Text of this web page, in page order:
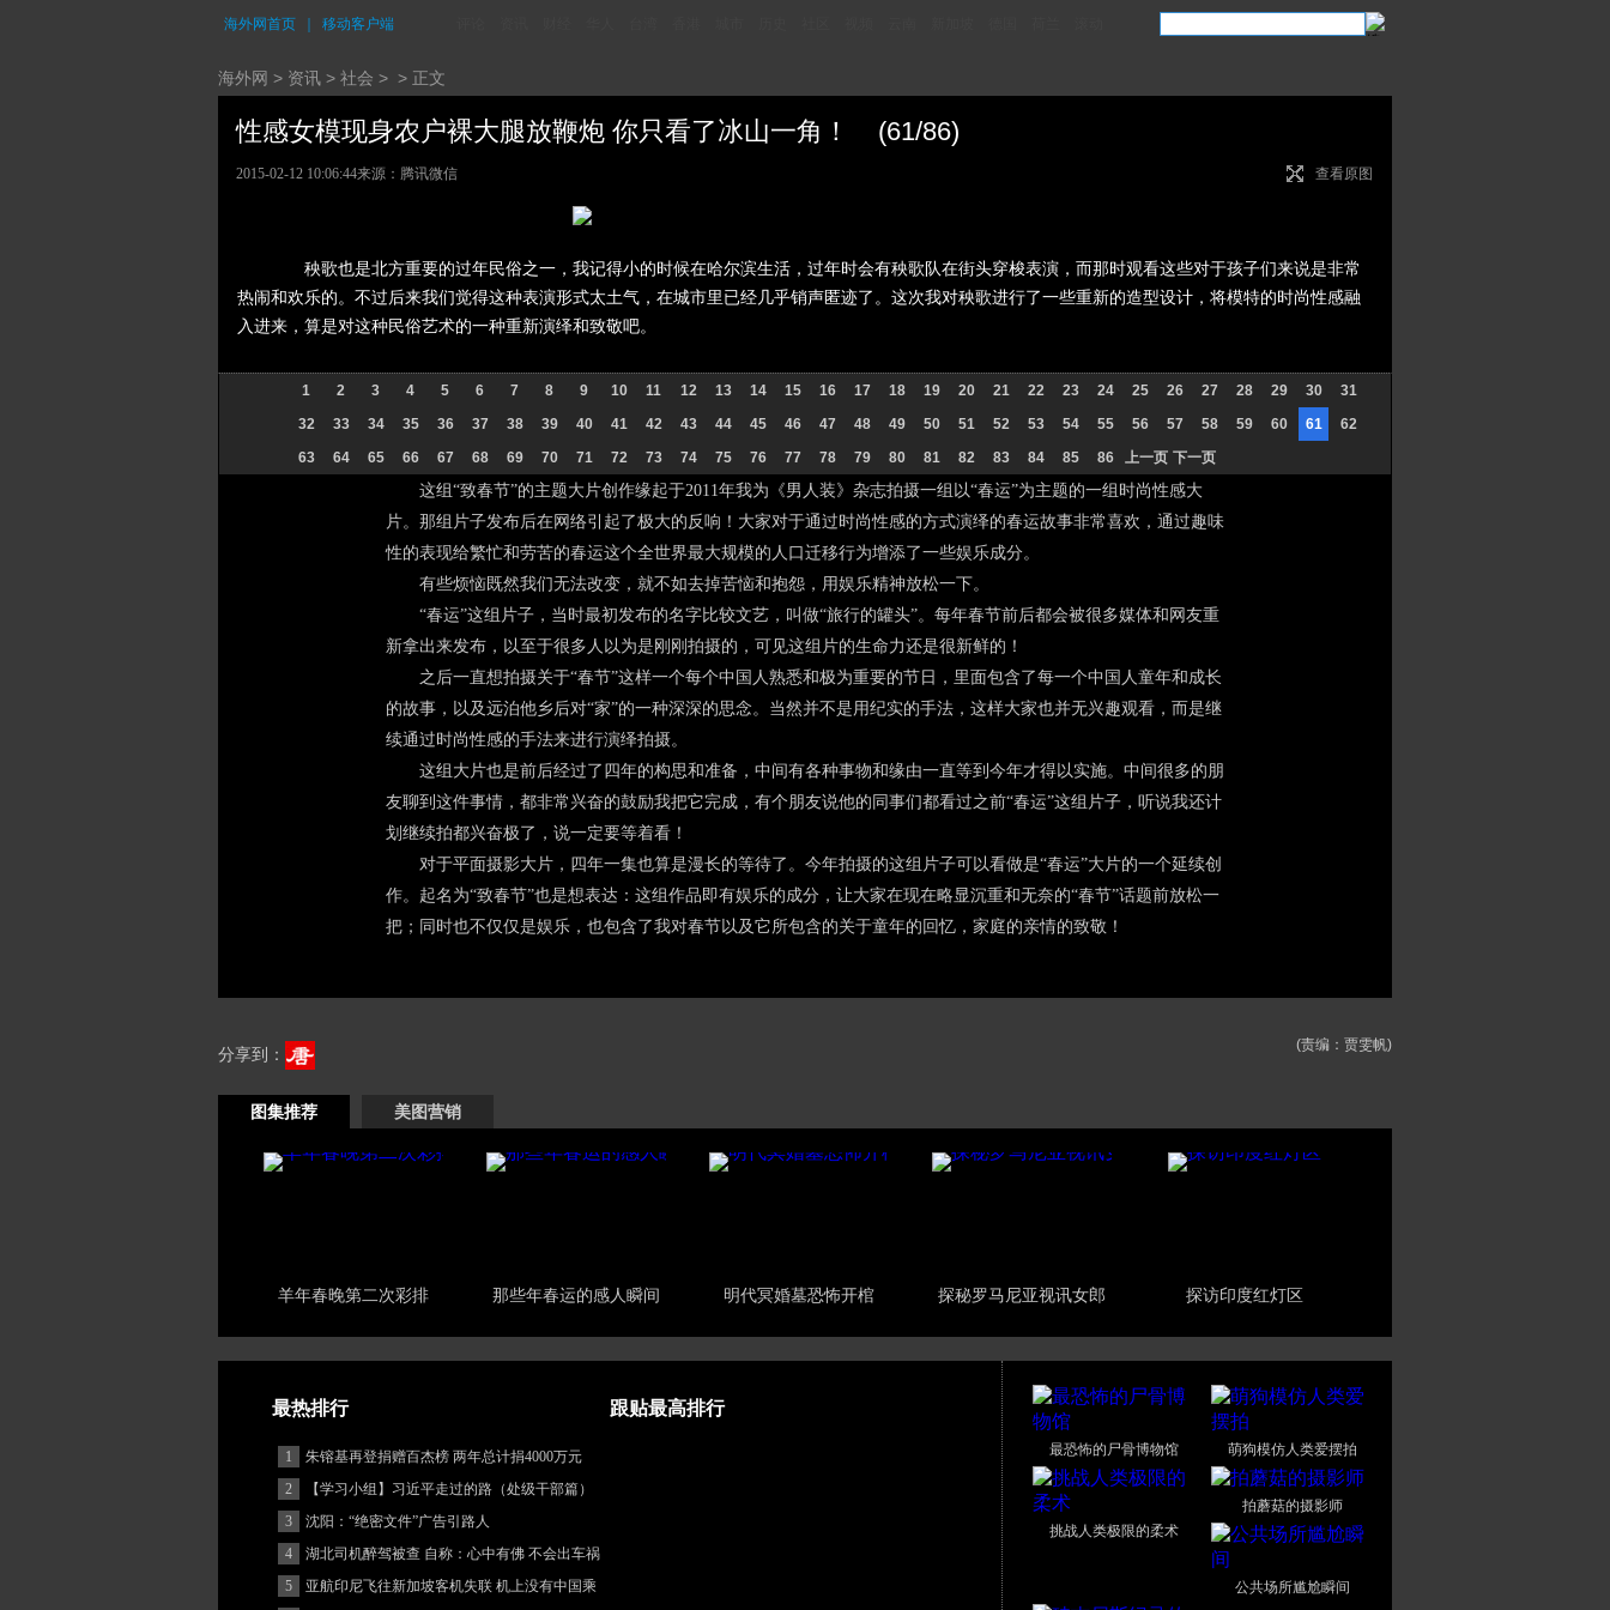
海外网首页 移动客户端
海外网 > 资讯 > 社会 > > 正文
性感女模现身农户裸大腿放鞭炮 你只看了冰山一角！ (61/86)
查看原图
2015-02-12 10:06:44来源：腾讯微信
秧歌也是北方重要的过年民俗之一，我记得小的时候在哈尔滨生活，过年时会有秧歌队在街头穿梭表演，而那时观看这些对于孩子们来说是非常
热闹和欢乐的。不过后来我们觉得这种表演形式太土气，在城市里已经几乎销声匿迹了。这次我对秧歌进行了一些重新的造型设计，将模特的时尚性感融
入进来，算是对这种民俗艺术的一种重新演绎和致敬吧。
1 2 3 4 5 6 7 8 9 10 11 12 13 14 15 16 17 18 19 20 21 22 23 24 25 26 27 28 29 30
31
32
33 34 35 36 37 38 39 40 41 42 43 44 45 46 47 48 49 50 51 52 53 54 55 56 57 58 59 60 61
62
63
64 65 66 67 68 69 70 71 72 73 74 75 76 77 78 79 80 81 82 83 84 85 86 上一页 下一页
这组“致春节”的主题大片创作缘起于2011年我为《男人装》杂志拍摄一组以“春运”为主题的一组时尚性感大
片。那组片子发布后在网络引起了极大的反响！大家对于通过时尚性感的方式演绎的春运故事非常喜欢，通过趣味
性的表现给繁忙和劳苦的春运这个全世界最大规模的人口迁移行为增添了一些娱乐成分。
有些烦恼既然我们无法改变，就不如去掉苦恼和抱怨，用娱乐精神放松一下。
“春运”这组片子，当时最初发布的名字比较文艺，叫做“旅行的罐头”。每年春节前后都会被很多媒体和网友重
新拿出来发布，以至于很多人以为是刚刚拍摄的，可见这组片的生命力还是很新鲜的！
之后一直想拍摄关于“春节”这样一个每个中国人熟悉和极为重要的节日，里面包含了每一个中国人童年和成长
的故事，以及远泊他乡后对“家”的一种深深的思念。当然并不是用纪实的手法，这样大家也并无兴趣观看，而是继
续通过时尚性感的手法来进行演绎拍摄。
这组大片也是前后经过了四年的构思和准备，中间有各种事物和缘由一直等到今年才得以实施。中间很多的朋
友聊到这件事情，都非常兴奋的鼓励我把它完成，有个朋友说他的同事们都看过之前“春运”这组片子，听说我还计
划继续拍都兴奋极了，说一定要等着看！
对于平面摄影大片，四年一集也算是漫长的等待了。今年拍摄的这组片子可以看做是“春运”大片的一个延续创
作。起名为“致春节”也是想表达：这组作品即有娱乐的成分，让大家在现在略显沉重和无奈的“春节”话题前放松一
把；同时也不仅仅是娱乐，也包含了我对春节以及它所包含的关于童年的回忆，家庭的亲情的致敬！
(责编：贾雯帆)
分享到：
图集推荐 美图营销
羊年春晚第二次彩排 那些年春运的感人瞬间 明代冥婚墓恐怖开棺 探秘罗马尼亚视讯女郎 探访印度红灯区
最热排行 跟贴最高排行
1
朱镕基再登捐赠百杰榜 两年总计捐4000万元
2
【学习小组】习近平走过的路（处级干部篇）
3
沈阳：“绝密文件”广告引路人
4
湖北司机醉驾被查 自称：心中有佛 不会出车祸
(图)
5
亚航印尼飞往新加坡客机失联 机上没有中国乘
最恐怖的尸骨博物馆 萌狗模仿人类爱摆拍
挑战人类极限的柔术
拍蘑菇的摄影师
公共场所尴尬瞬间